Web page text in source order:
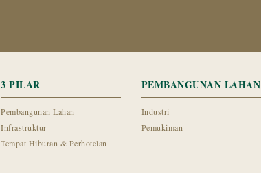
3 PILAR
Pembangunan Lahan
Infrastruktur
Tempat Hiburan & Perhotelan
PEMBANGUNAN LAHAN
Industri
Pemukiman